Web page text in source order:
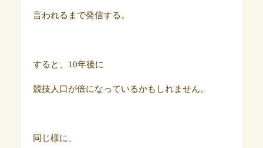
言われるまで発信する。
すると、10年後に
競技人口が倍になっているかもしれません。
同じ様に、